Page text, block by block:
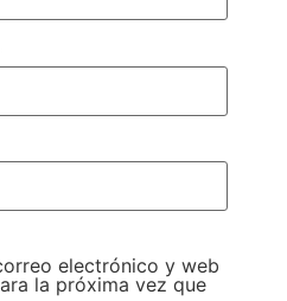
electrónico y web
la próxima vez que